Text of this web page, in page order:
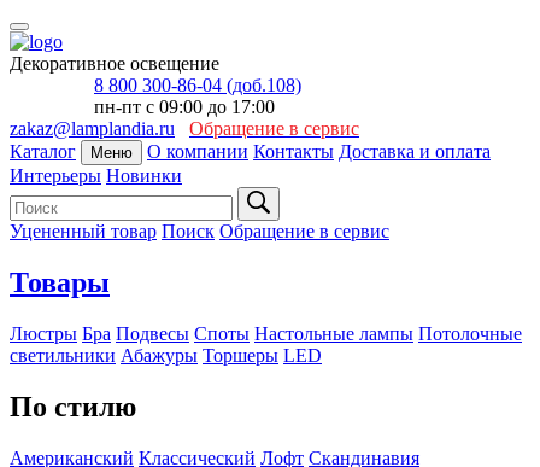
Декоративное освещение
8 800 300-86-04 (доб.108)
пн-пт с 09:00 до 17:00
zakaz@lamplandia.ru
Обращение в сервис
Каталог
Меню О компании Контакты Доставка и оплата
Интерьеры Новинки
Уцененный товар Поиск Обращение в сервис
Товары
Люстры Бра Подвесы Споты Настольные лампы Потолочные
светильники Абажуры Торшеры LED
По стилю
Американский Классический Лофт Скандинавия